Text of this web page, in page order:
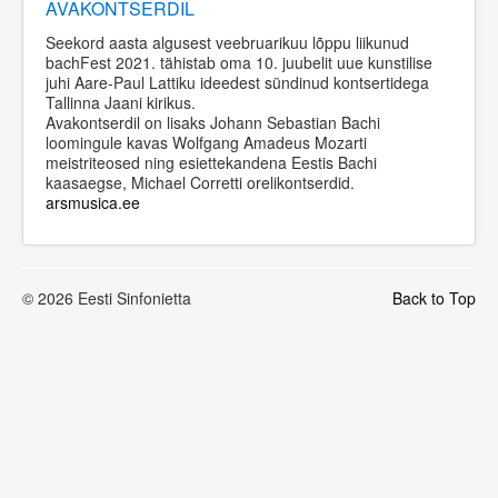
AVAKONTSERDIL
Seekord aasta algusest veebruarikuu lõppu liikunud
bachFest 2021. tähistab oma 10. juubelit uue kunstilise
juhi Aare-Paul Lattiku ideedest sündinud kontsertidega
Tallinna Jaani kirikus.
Avakontserdil on lisaks Johann Sebastian Bachi
loomingule kavas Wolfgang Amadeus Mozarti
meistriteosed ning esiettekandena Eestis Bachi
kaasaegse, Michael Corretti orelikontserdid.
arsmusica.ee
Back to Top
© 2026 Eesti Sinfonietta